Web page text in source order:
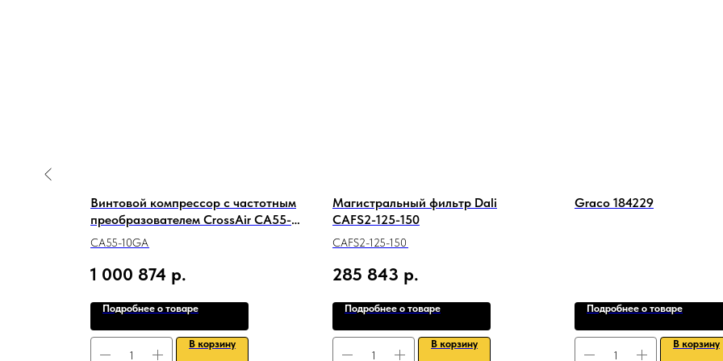
Винтовой компрессор с частотным
преобразователем CrossAir CA55-
10GA-F
CA55-10GA
1 000 874 р.
Подробнее о товаре
В корзину
Магистральный фильтр Dali
CAFS2-125-150
CAFS2-125-150
285 843 р.
Подробнее о товаре
В корзину
Graco 184229
Подробнее о товаре
В корзину